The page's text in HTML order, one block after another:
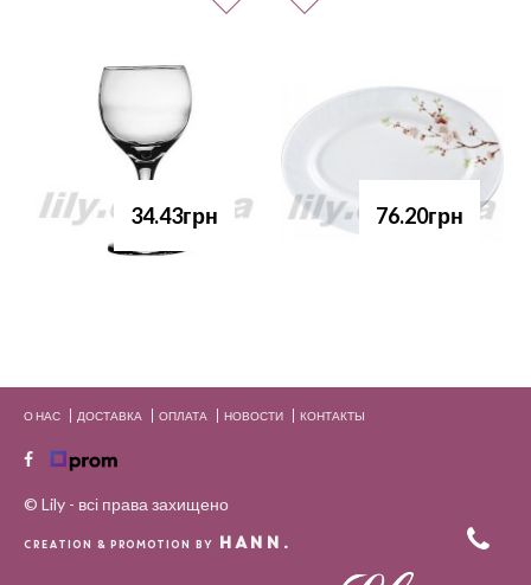
34.43грн 76.20грн
О НАС ДОСТАВКА ОПЛАТА НОВОСТИ КОНТАКТЫ
© Lily - всі права захищено
CREATION & PROMOTION BY HANN.